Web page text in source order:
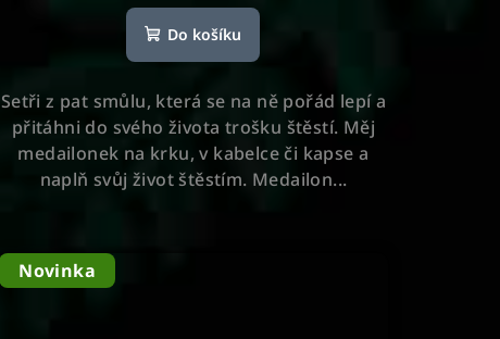
Do košíku
Setři z pat smůlu, která se na ně pořád lepí a
přitáhni do svého života trošku štěstí. Měj
medailonek na krku, v kabelce či kapse a
naplň svůj život štěstím. Medailon...
Novinka